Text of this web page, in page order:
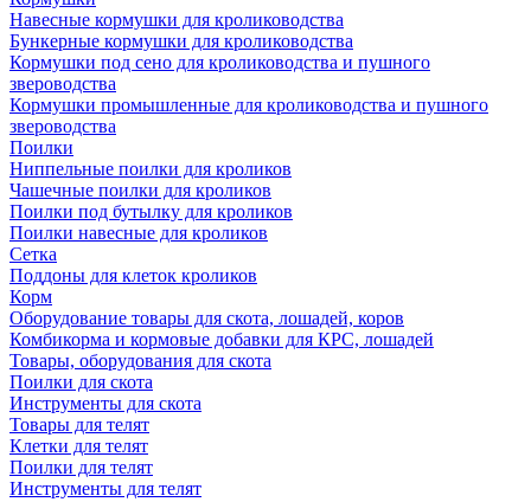
Навесные кормушки для кролиководства
Бункерные кормушки для кролиководства
Кормушки под сено для кролиководства и пушного
звероводства
Кормушки промышленные для кролиководства и пушного
звероводства
Поилки
Ниппельные поилки для кроликов
Чашечные поилки для кроликов
Поилки под бутылку для кроликов
Поилки навесные для кроликов
Сетка
Поддоны для клеток кроликов
Корм
Оборудование товары для скота, лошадей, коров
Комбикорма и кормовые добавки для КРС, лошадей
Товары, оборудования для скота
Поилки для скота
Инструменты для скота
Товары для телят
Клетки для телят
Поилки для телят
Инструменты для телят